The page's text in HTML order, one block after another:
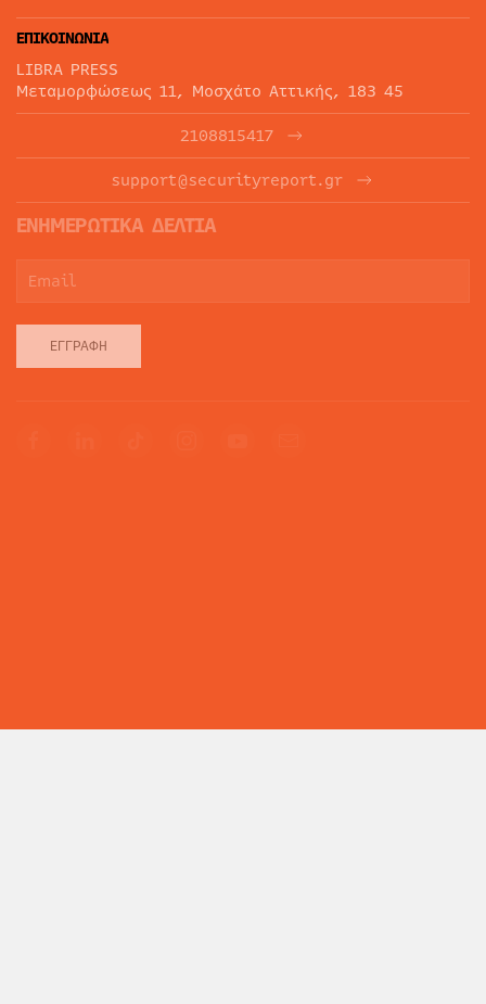
ΕΠΙΚΟΙΝΩΝΙΑ
LIBRA PRESS
Μεταμορφώσεως 11, Μοσχάτο Αττικής, 183 45
2108815417
support@securityreport.gr
ΕΝΗΜΕΡΩΤΙΚΑ ΔΕΛΤΙΑ
ΕΓΓΡΑΦΉ